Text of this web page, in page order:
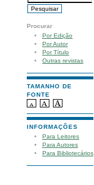
Procurar
Por Edição
Por Autor
Por Título
Outras revistas
TAMANHO DE
FONTE
INFORMAÇÕES
Para Leitores
Para Autores
Para Bibliotecários